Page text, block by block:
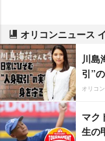
オリコンニュース
川島
引”
オリコ
マク
生の